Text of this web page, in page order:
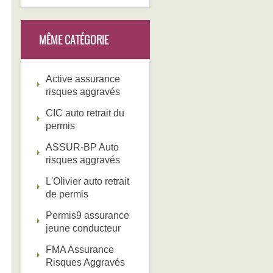
MÊME CATÉGORIE
Active assurance
risques aggravés
CIC auto retrait du
permis
ASSUR-BP Auto
risques aggravés
L'Olivier auto retrait
de permis
Permis9 assurance
jeune conducteur
FMA Assurance
Risques Aggravés